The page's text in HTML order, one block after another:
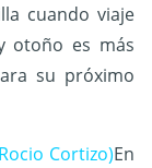
cuando viaje
otoño es más
su próximo
Cortizo)En